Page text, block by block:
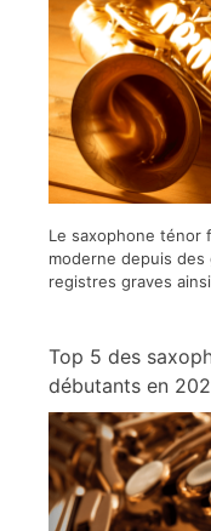
Le saxophone ténor
moderne depuis des
registres graves ainsi
Top 5 des
débutants en